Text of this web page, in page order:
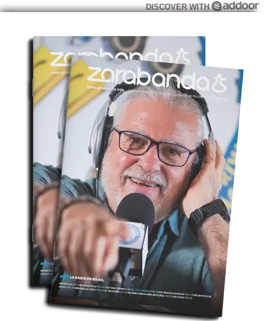
DISCOVER WITH